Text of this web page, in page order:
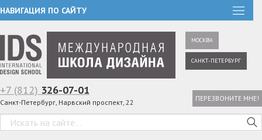
НАВИГАЦИЯ ПО САЙТУ
МОСКВА
САНКТ-ПЕТЕРБУРГ
+7 (812) 326-07-01
Санкт-Петербург, Нарвский проспект, 22 ПЕРЕЗВОНИТЕ МНЕ!